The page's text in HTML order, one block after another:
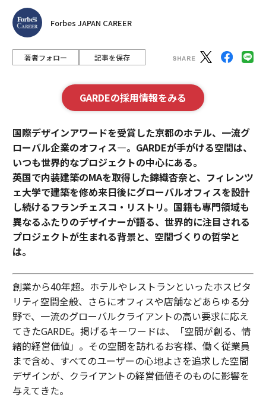
Forbes JAPAN CAREER
著者フォロー 記事を保存
GARDEの採用情報をみる
国際デザインアワードを受賞した京都のホテル、一流グ
ローバル企業のオフィス—。GARDEが手がける空間は、
いつも世界的なプロジェクトの中心にある。
英国で内装建築のMAを取得した錦織杏奈と、フィレンツ
ェ大学で建築を修め来日後にグローバルオフィスを設計
し続けるフランチェスコ・リストリ。国籍も専門領域も
異なるふたりのデザイナーが語る、世界的に注目される
プロジェクトが生まれる背景と、空間づくりの哲学と
は。
創業から40年超。ホテルやレストランといったホスピタ
リティ空間全般、さらにオフィスや店舗などあらゆる分
野で、一流のグローバルクライアントの高い要求に応え
てきたGARDE。掲げるキーワードは、「空間が創る、情
緒的経営価値」。その空間を訪れるお客様、働く従業員
まで含め、すべてのユーザーの心地よさを追求した空間
デザインが、クライアントの経営価値そのものに影響を
与えてきた。